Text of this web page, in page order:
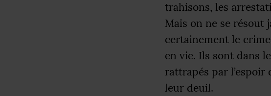
trahisons, les
Mais on ne se résout
certainement le
en vie. Ils sont dans
rattrapés par
leur deuil.